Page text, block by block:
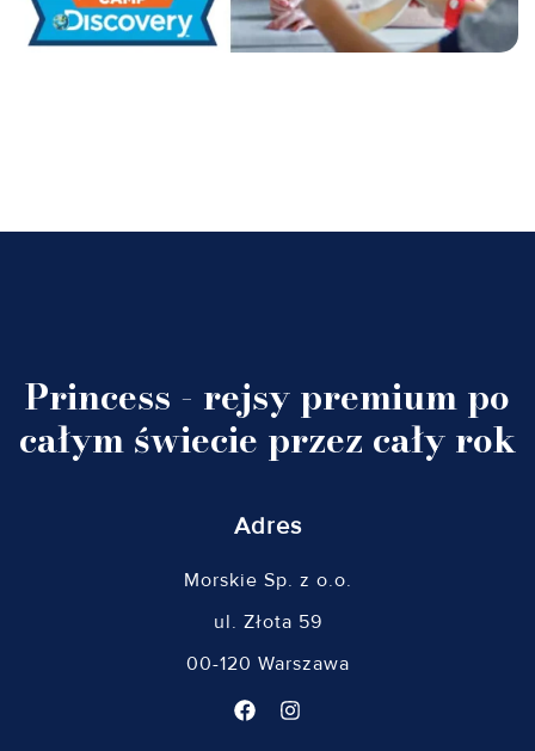
Princess - rejsy premium po
całym świecie przez cały rok
Adres
Morskie Sp. z o.o.
ul. Złota 59
00-120 Warszawa